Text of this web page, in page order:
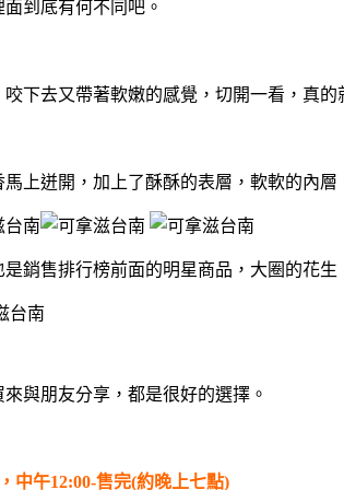
到底有何不同吧。
下去又帶著軟嫩的感覺，切開一看，真的
上迸開，加上了酥酥的表層，軟軟的內層
銷售排行榜前面的明星商品，大圈的花
與朋友分享，都是很好的選擇。
中午12:00-售完(約晚上七點)